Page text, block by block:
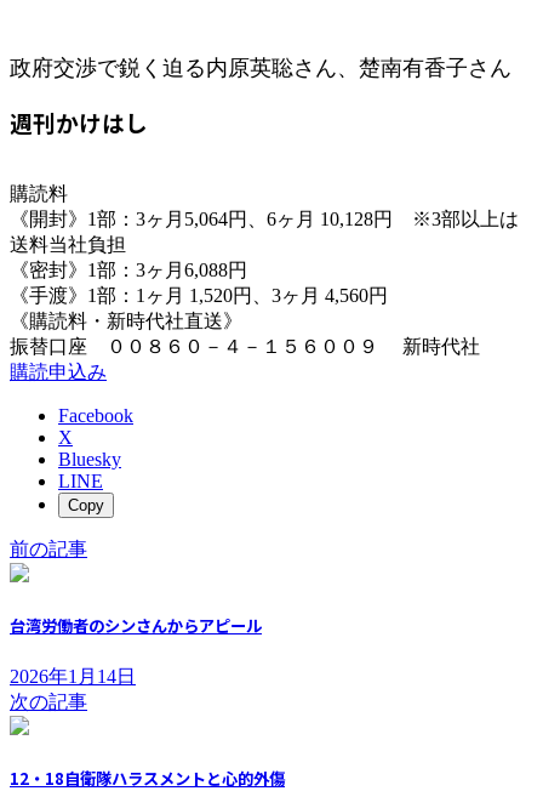
政府交渉で鋭く迫る内原英聡さん、楚南有香子さん
週刊かけはし
購読料
《開封》1部：3ヶ月5,064円、6ヶ月 10,128円 ※3部以上は
送料当社負担
《密封》1部：3ヶ月6,088円
《手渡》1部：1ヶ月 1,520円、3ヶ月 4,560円
《購読料・新時代社直送》
振替口座 ００８６０－４－１５６００９ 新時代社
購読申込み
Facebook
X
Bluesky
LINE
Copy
前の記事
台湾労働者のシンさんからアピール
2026年1月14日
次の記事
12・18自衛隊ハラスメントと心的外傷